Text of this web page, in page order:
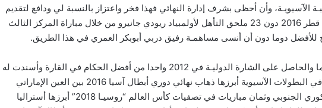
الآسيويـة، وأن أحظى بشرف إدارة النهائي فهذا فخر واعتزاز بالنسبة لي ودافع لتقديم
المزيد حيث أدرت في بطولة قطر 2016 دون 23 ملحق التأهل لأولمبياد ريودي جانيرو من خلال مباراة المركز الثالث
للأفضل دوما دون أن أنسى مساهمـة رفيق دربي أبوبكر العمري في هذا الطريق.
ويعد الكاف صاحب الـ34 عاما والحاصل على الشارة الدوليـة في 2012 واحدا من أفضل الحكام في القارة وأسندت له
مؤخرا إدارة أقوى المباريات في البطولات الآسيوية أبرزها ذهاب نهائي دوري أبطال آسيا 2016 بين العين الإماراتي
ومضيفه جيونبك هايونداي الكوري الجنوبي وثمان مباريات في تصفيات كأس العالم “روسيـا 2018” أبرزها أستراليا